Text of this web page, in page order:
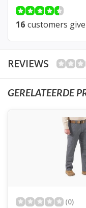
16 customers
REVIEWS
GERELATEERDE
(0)